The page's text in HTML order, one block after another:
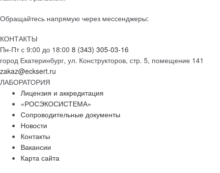
Обращайтесь напрямую через мессенджеры:
КОНТАКТЫ
Пн-Пт с 9:00 до 18:00 8 (343) 305-03-16
город Екатеринбург, ул. Конструкторов, стр. 5, помещение 141
zakaz@ecksert.ru
ЛАБОРАТОРИЯ
Лицензия и аккредитация
«РОСЭКОСИСТЕМА»
Сопроводительные документы
Новости
Контакты
Вакансии
Карта сайта